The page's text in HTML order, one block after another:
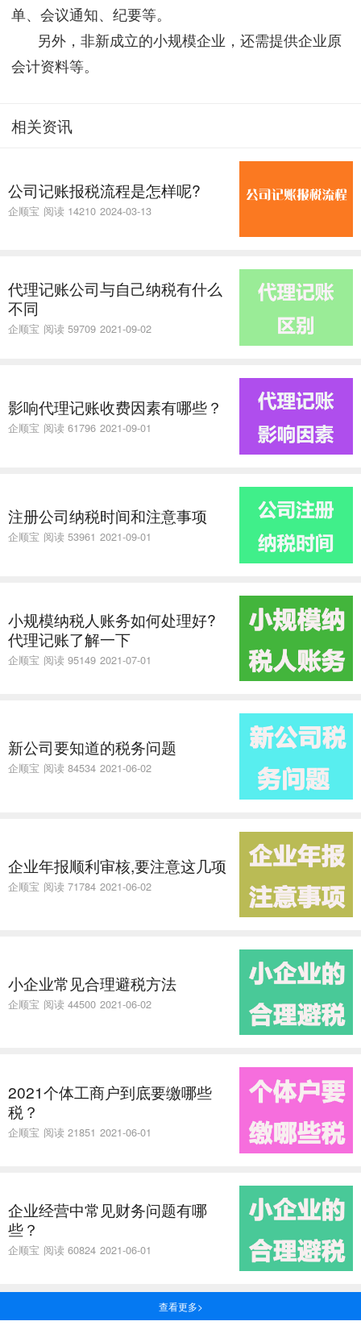
单、会议通知、纪要等。
另外，非新成立的小规模企业，还需提供企业原
会计资料等。
相关资讯
公司记账报税流程是怎样呢?
企顺宝 阅读 14210 2024-03-13
代理记账公司与自己纳税有什么
不同
企顺宝 阅读 59709 2021-09-02
​影响代理记账收费因素有哪些？
企顺宝 阅读 61796 2021-09-01
注册公司纳税时间和注意事项
企顺宝 阅读 53961 2021-09-01
小规模纳税人账务如何处理好?
代理记账了解一下
企顺宝 阅读 95149 2021-07-01
新公司要知道的税务问题
企顺宝 阅读 84534 2021-06-02
企业年报顺利审核,要注意这几项
企顺宝 阅读 71784 2021-06-02
小企业常见合理避税方法
企顺宝 阅读 44500 2021-06-02
2021个体工商户到底要缴哪些
税？
企顺宝 阅读 21851 2021-06-01
企业经营中常见财务问题有哪
些？
企顺宝 阅读 60824 2021-06-01
查看更多>